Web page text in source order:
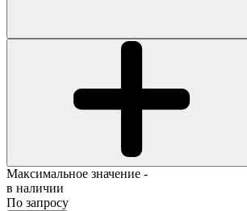
Максимальное значение -
в наличии
По запросу